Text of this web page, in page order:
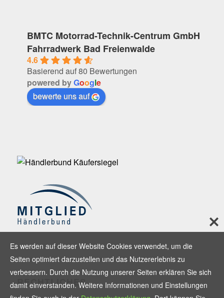
BMTC Motorrad-Technik-Centrum GmbH
Fahrradwerk Bad Freienwalde
4.6
Basierend auf 80 Bewertungen
powered byGoogle
bewerte uns auf
RECHTLICHES
Es werden auf dieser Website Cookies verwendet, um die
Seiten optimiert darzustellen und das Nutzererlebnis zu
verbessern. Durch die Nutzung unserer Seiten erklären Sie sich
damit einverstanden. Weitere Informationen und Einstellungen